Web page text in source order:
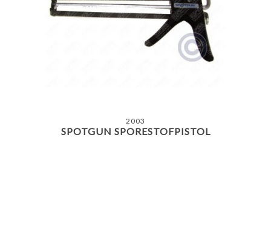
2003
SPOTGUN SPORESTOFPISTOL